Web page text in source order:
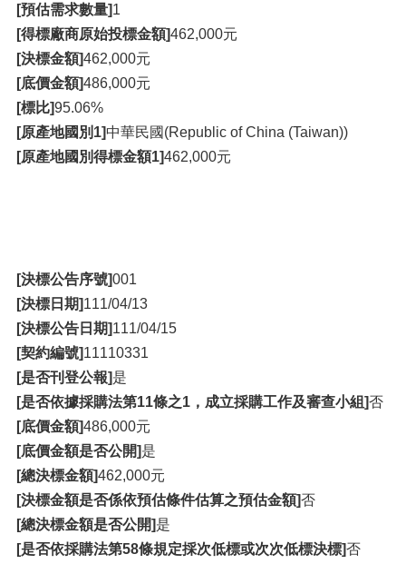
[預估需求數量]1
[得標廠商原始投標金額]462,000元
[決標金額]462,000元
[底價金額]486,000元
[標比]95.06%
[原產地國別1]中華民國(Republic of China (Taiwan))
[原產地國別得標金額1]462,000元
[決標公告序號]001
[決標日期]111/04/13
[決標公告日期]111/04/15
[契約編號]11110331
[是否刊登公報]是
[是否依據採購法第11條之1，成立採購工作及審查小組]否
[底價金額]486,000元
[底價金額是否公開]是
[總決標金額]462,000元
[決標金額是否係依預估條件估算之預估金額]否
[總決標金額是否公開]是
[是否依採購法第58條規定採次低標或次次低標決標]否